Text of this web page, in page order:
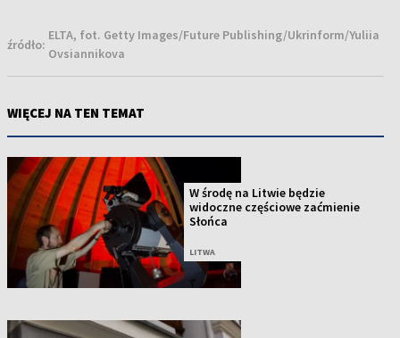
źródło:
ELTA, fot. Getty Images/Future Publishing/Ukrinform/Yuliia
Ovsiannikova
WIĘCEJ NA TEN TEMAT
W środę na Litwie będzie
widoczne częściowe zaćmienie
Słońca
LITWA